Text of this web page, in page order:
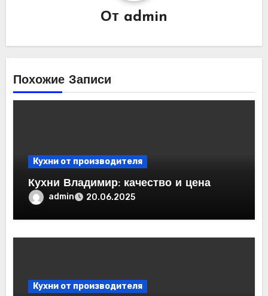
От admin
Похожие Записи
Кухни от производителя
Кухни Владимир: качество и цена
admin 20.06.2025
Кухни от производителя